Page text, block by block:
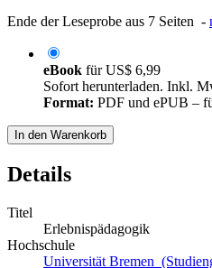
Ende der Leseprobe aus 7 Seiten -
eBook fürUS$ 6,99
Sofort herunterladen. Inkl.
Format: PDF und ePUB –
In den Warenkorb
Details
Titel
Erlebnispädagogik
Hochschule
Universität Bremen